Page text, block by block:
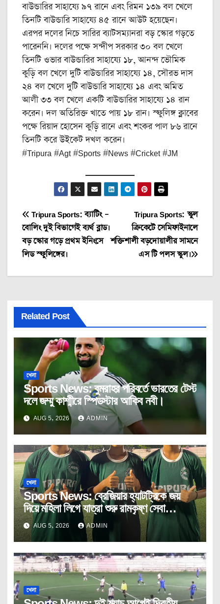
বাউন্ডারির সাহায্যে ৯৭ রানে এবং রিমন ১৩৯ বল খেলে
তিনটি বাউন্ডারি সাহায্যে ৪৫ রানে আউট হয়েছেন।
এরপর দলের নিচে সারির ব্যাটসম্যানরা বড় স্কোর গড়তে
পারেননি। দলের পক্ষে সন্দীপ সরকার ৩০ বল খেলে
তিনটি ওভার বাউন্ডারির সাহায্যে ১৮, আনন্দ ভৌমিক
কুড়ি বল খেলে দুটি বাউন্ডারির সাহায্যে ১৪, সৌরভ দাস
২৪ বল খেলে দুটি বাউন্ডারি সাহায্যে ১৪ এবং অমিত
আলী ৩৩ বল খেলে একটি বাউন্ডারির সাহায্যে ১৪ রান
করেন। দল অতিরিক্ত খাতে পায় ১৮ রান। স্ফুলিঙ্গ ক্লাবের
পক্ষে রিয়াদ হোসেন কুড়ি রানে এবং শংকর পাল ৮৬ রানে
তিনটি করে উইকেট দখল করেন। ‌
#Tripura #Agt #Sports #News #Cricket #JM
Post
navigation
Tripura Sports: স্কুল
ক্রিকেটে সেমিফাইনালে
শক্তিশালী বড়দোয়ালীর সামনে
এস টি পলস স্কুল।
Tripura Sports: ব্যাটিং –
বোলিং দুই বিভাগেই ব্যর্থ ব্লাড।
বড় স্কোর গড়ে প্রথম ইনিংসে
লিড স্ফুলিঙ্গের।
Related Post
খেলা
Sports News: বুমরাহর পরিবর্তে ভারতের টেস্ট
দলে জম্মু কাশ্মীরে স্পিডস্টার আকিব নবী।
AUG 5, 2026 ADMIN
খেলা
Sports News: ব্রেজিয়ার হ্যাটট্রিকে জয়
দিয়ে মহিলা লিগে যাত্রা শুরু রামকৃষ্ণ সেবা
আশ্রমের।
AUG 5, 2026 ADMIN
খেলা